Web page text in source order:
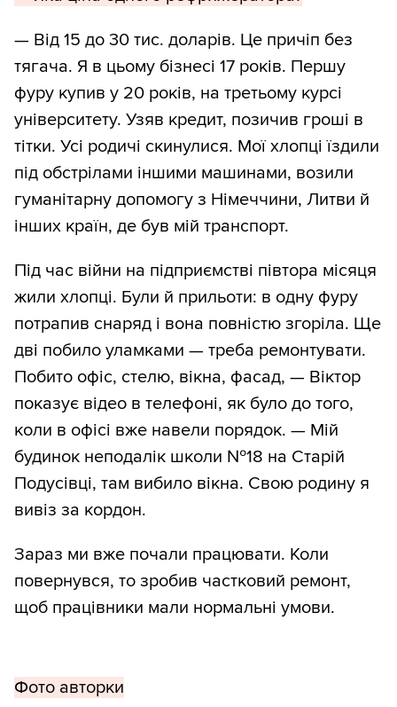
— Від 15 до 30 тис. доларів. Це причіп без
тягача. Я в цьому бізнесі 17 років. Першу
фуру купив у 20 років, на третьому курсі
університету. Узяв кредит, позичив гроші в
тітки. Усі родичі скинулися. Мої хлопці їздили
під обстрілами іншими машинами, возили
гуманітарну допомогу з Німеччини, Литви й
інших країн, де був мій транспорт.
Під час війни на підприємстві півтора місяця
жили хлопці. Були й прильоти: в одну фуру
потрапив снаряд і вона повністю згоріла. Ще
дві побило уламками — треба ремонтувати.
Побито офіс, стелю, вікна, фасад, — Віктор
показує відео в телефоні, як було до того,
коли в офісі вже навели порядок. — Мій
будинок неподалік школи №18 на Старій
Подусівці, там вибило вікна. Свою родину я
вивіз за кордон.
Зараз ми вже почали працювати. Коли
повернувся, то зробив частковий ремонт,
щоб працівники мали нормальні умови.
Фото авторки